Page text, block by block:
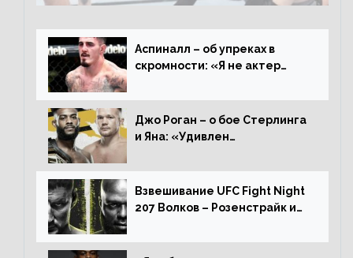
Аспиналл – об упреках в
скромности: «Я не актер
дерьмо»
Джо Роган – о бое Стерлинга
и Яна: «Удивлен
Алджамейн определенно
выиграл»
Взвешивание UFC Fight Night
207 Волков – Розенстрайк и